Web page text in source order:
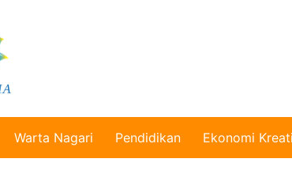
Warta Nagari Pendidikan Ekonomi